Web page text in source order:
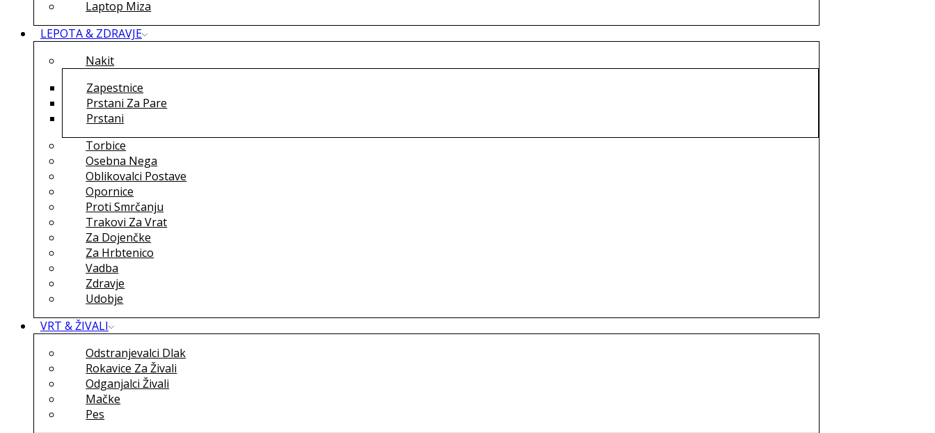
Laptop Miza
LEPOTA & ZDRAVJE
Nakit
Zapestnice
Prstani Za Pare
Prstani
Torbice
Osebna Nega
Oblikovalci Postave
Opornice
Proti Smrčanju
Trakovi Za Vrat
Za Dojenčke
Za Hrbtenico
Vadba
Zdravje
Udobje
VRT & ŽIVALI
Odstranjevalci Dlak
Rokavice Za Živali
Odganjalci Živali
Mačke
Pes